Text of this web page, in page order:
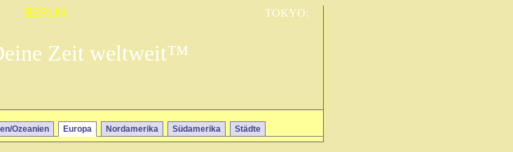
BERLIN: TOKYO:
Zeit weltweit™
Ozeanien Europa Nordamerika Südamerika Städte